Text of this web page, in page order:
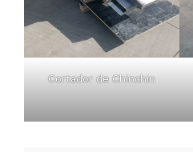
Cortador de Chinchin